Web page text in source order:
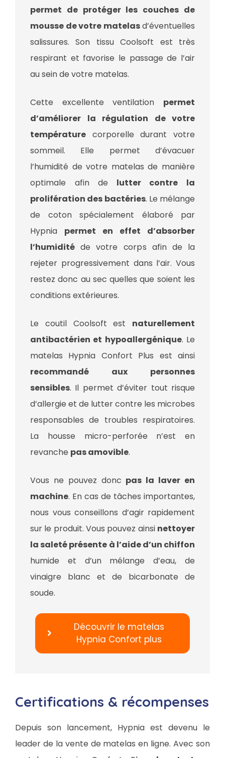
permet de protéger les couches de
mousse de votre matelasd’éventuelles
salissures. Son tissu Coolsoft est très
respirant et favorise le passage de l’air
au sein de votre matelas.
Cette excellente ventilation permet
d’améliorer la régulation de votre
température corporelle durant votre
sommeil. Elle permet d’évacuer
l’humidité de votre matelas de manière
optimale afin de lutter contre la
prolifération des bactéries. Le mélange
de coton spécialement élaboré par
Hypnia permet en effet d’absorber
l’humidité de votre corps afin de la
rejeter progressivement dans l’air. Vous
restez donc au sec quelles que soient les
conditions extérieures.
Le coutil Coolsoft est naturellement
antibactérien et hypoallergénique. Le
matelas Hypnia Confort Plus est ainsi
recommandé aux personnes
sensibles. Il permet d’éviter tout risque
d’allergie et de lutter contre les microbes
responsables de troubles respiratoires.
La housse micro-perforée n’est en
revanche pas amovible.
Vous ne pouvez donc pas la laver en
machine. En cas de tâches importantes,
nous vous conseillons d’agir rapidement
sur le produit. Vous pouvez ainsi nettoyer
la saleté présente à l’aide d’un chiffon
humide et d’un mélange d’eau, de
vinaigre blanc et de bicarbonate de
soude.
Découvrir le matelas
Hypnia Confort plus
Certifications & récompenses
Depuis son lancement, Hypnia est devenu le
leader de la vente de matelas en ligne. Avec son